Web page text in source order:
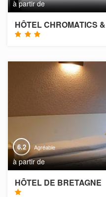
à partir de
6.2 Agréable
à partir de
HÔTEL DE BRETAGNE